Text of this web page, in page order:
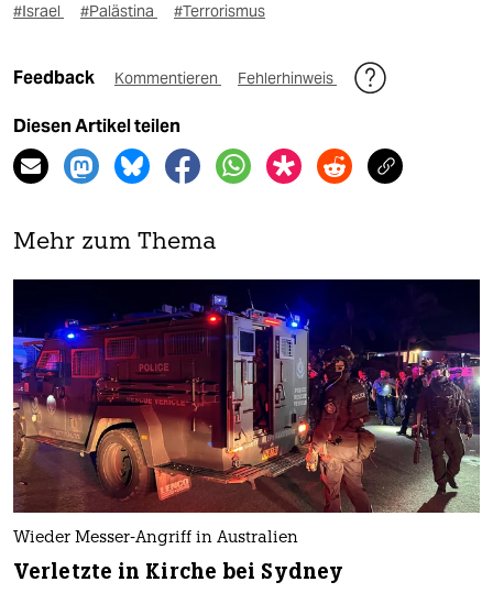
#Israel
#Palästina #Terrorismus
Feedback Kommentieren Fehlerhinweis
Diesen Artikel teilen
Mehr zum Thema
Wieder Messer-Angriff in Australien
Verletzte in Kirche bei Sydney